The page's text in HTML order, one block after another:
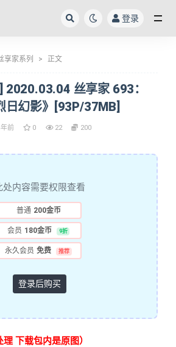
登录
享家系列 正文
2020.03.04 丝享家 693：
日幻影》[93P/37MB]
前 0 22 200
处内容需要权限查看
普通 200金币
会员 180金币 9折
永久会员 免费 推荐
登录后购买
理 下载包内是原图）